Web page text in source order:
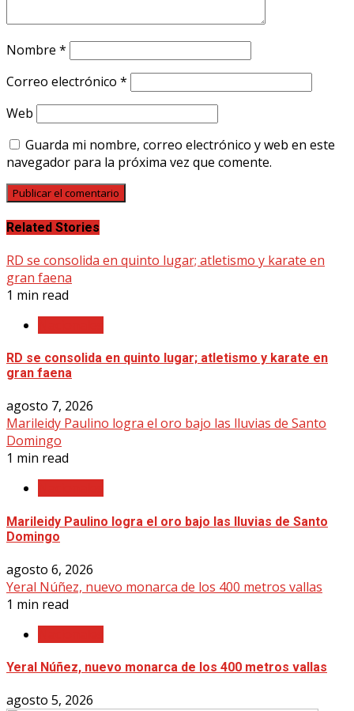
Nombre *
Correo electrónico *
Web
Guarda mi nombre, correo electrónico y web en este
navegador para la próxima vez que comente.
Related Stories
RD se consolida en quinto lugar; atletismo y karate en
gran faena
1 min read
RD se consolida en quinto lugar; atletismo y karate en
gran faena
agosto 7, 2026
Marileidy Paulino logra el oro bajo las lluvias de Santo
Domingo
1 min read
Marileidy Paulino logra el oro bajo las lluvias de Santo
Domingo
agosto 6, 2026
Yeral Núñez, nuevo monarca de los 400 metros vallas
1 min read
Yeral Núñez, nuevo monarca de los 400 metros vallas
agosto 5, 2026